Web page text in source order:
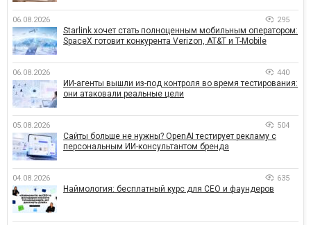
06.08.2026 295
Starlink хочет стать полноценным мобильным оператором:
SpaceX готовит конкурента Verizon, AT&T и T-Mobile
06.08.2026 440
ИИ-агенты вышли из-под контроля во время тестирования:
они атаковали реальные цели
05.08.2026 504
Сайты больше не нужны? OpenAI тестирует рекламу с
персональным ИИ-консультантом бренда
04.08.2026 635
Наймология: бесплатный курс для CEO и фаундеров